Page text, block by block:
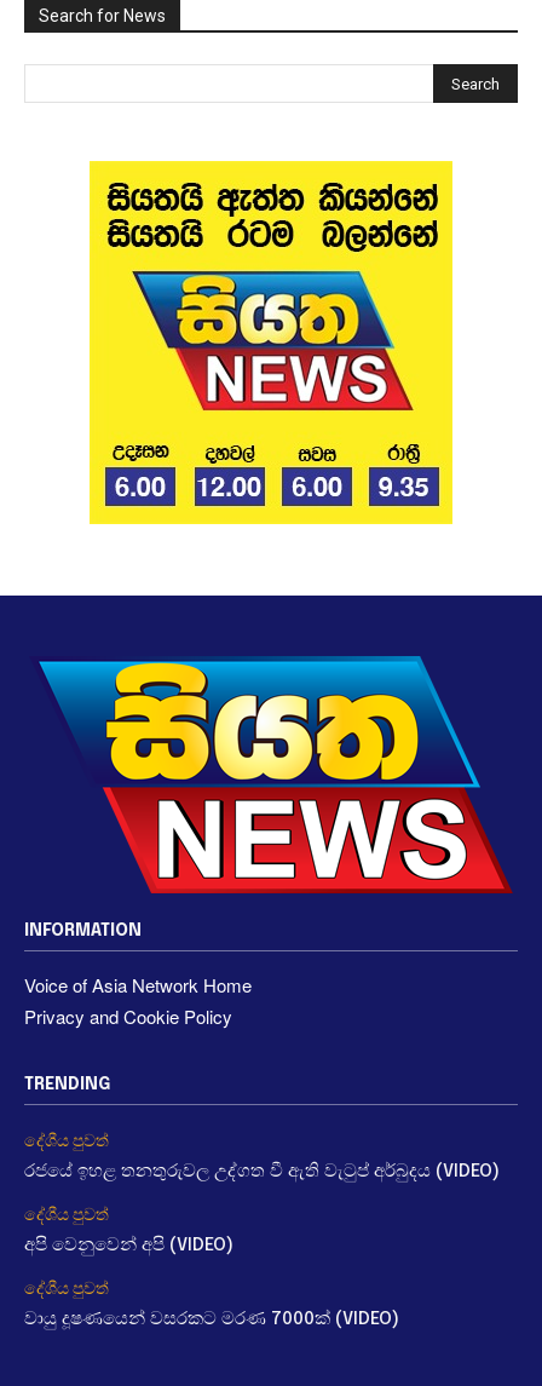
Search for News
INFORMATION
Voice of Asia Network Home
Privacy and Cookie Policy
TRENDING
දේශීය පුවත්
රජයේ ඉහළ තනතුරුවල උද්ගත වී ඇති වැටුප් අර්බුදය (VIDEO)
දේශීය පුවත්
අපි වෙනුවෙන් අපි (VIDEO)
දේශීය පුවත්
වායු දූෂණයෙන් වසරකට මරණ 7000ක් (VIDEO)